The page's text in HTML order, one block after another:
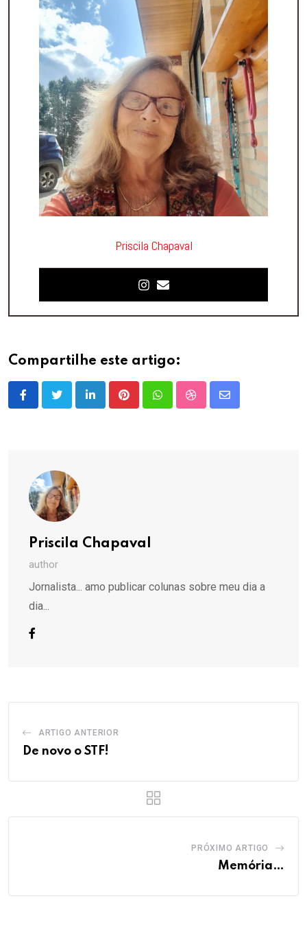
Priscila Chapaval
Compartilhe este artigo:
LinkedInPinterestWhatsappStumbleUpon
Share
Priscila Chapaval
author
Jornalista... amo publicar colunas sobre meu dia a
dia...
ARTIGO ANTERIOR
De novo o STF!
PRÓXIMO ARTIGO
Memória…